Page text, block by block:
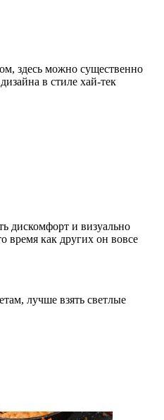
здесь можно существенно
в стиле хай-тек
дискомфорт и визуально
время как других он вовсе
лучше взять светлые